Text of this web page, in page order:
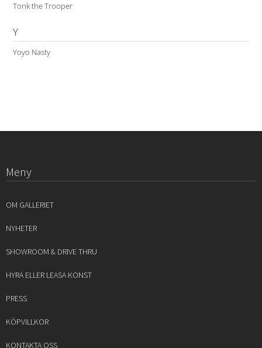
Tonk the Trooper
Y
Yoyo Nasty
Meny
OM GALLERIET
NYHETER
SHOWROOM & DRIVE THRU
HYRA ELLER LEASA KONST
PRESS
KÖPVILLKOR
KONTAKTA OSS